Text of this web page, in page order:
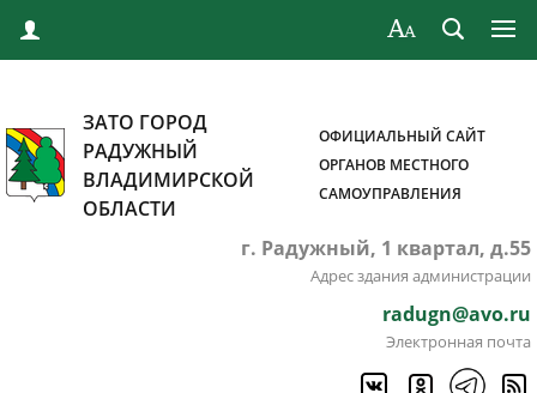
ЗАТО ГОРОД
РАДУЖНЫЙ
ВЛАДИМИРСКОЙ
ОБЛАСТИ
ОФИЦИАЛЬНЫЙ САЙТ
ОРГАНОВ МЕСТНОГО
САМОУПРАВЛЕНИЯ
г. Радужный, 1 квартал, д.55
Адрес здания администрации
radugn@avo.ru
Электронная почта